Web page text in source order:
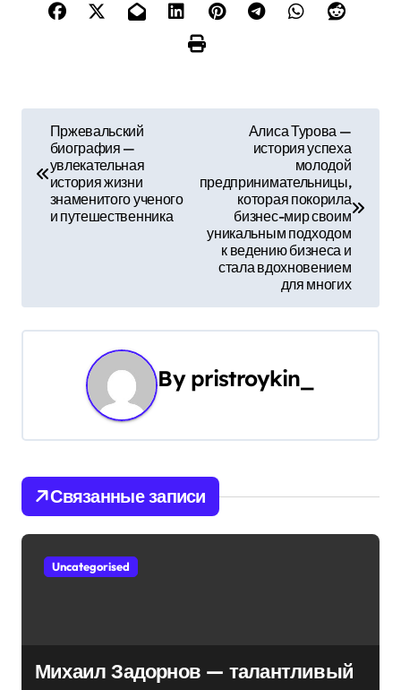
а
о
з
Пржевальский
биография —
увлекательная
история жизни
знаменитого ученого
и путешественника
Алиса Турова —
история успеха
молодой
предпринимательницы,
которая покорила
бизнес-мир своим
уникальным подходом
к ведению бизнеса и
стала вдохновением
для многих
By pristroykin_
Связанные записи
Uncategorised
Михаил Задорнов — талантливый